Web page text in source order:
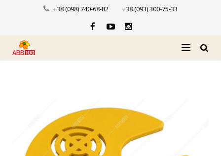
+38 (098) 740-68-82 +38 (093) 300-75-33
Доставка і оплата